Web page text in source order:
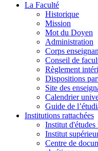
La Faculté
Historique
Mission
Mot du Doyen
Administration
Corps
Conseil de
Règlement
Dispositions
Site des
Calendrier
Guide de
Institutions rattachées
Institut d'études
Institut
Centre de